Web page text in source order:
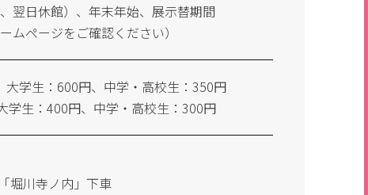
翌日休館）、年末年始、展示替期間
ムページをご確認ください）
大学生：600円、中学・高校生：350円
学生：400円、中学・高校生：300円
堀川寺ノ内」下車